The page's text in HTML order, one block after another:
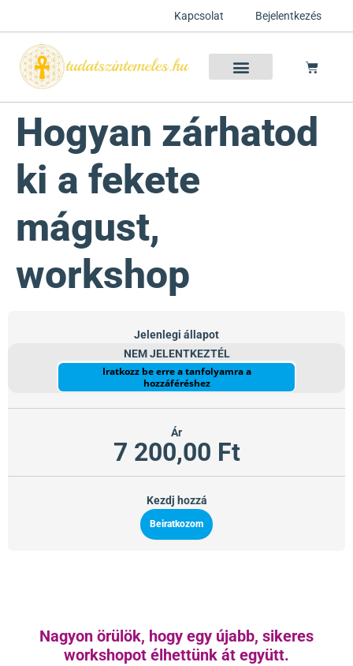
Kapcsolat Bejelentkezés
Hogyan zárhatod
ki a fekete
mágust,
workshop
Jelenlegi állapot
NEM JELENTKEZTÉL
Iratkozz be erre a tanfolyamra a
hozzáféréshez
Ár
7 200,00 Ft
Kezdj hozzá
Beiratkozom
Nagyon örülök, hogy egy újabb, sikeres
workshopot élhettünk át együtt.